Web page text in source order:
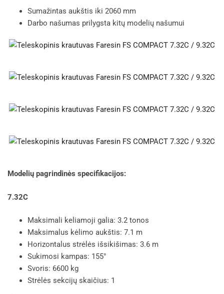
Sumažintas aukštis iki 2060 mm
Darbo našumas prilygsta kitų modelių našumui
Modelių pagrindinės specifikacijos:
7.32C
Maksimali keliamoji galia: 3.2 tonos
Maksimalus kėlimo aukštis: 7.1 m
Horizontalus strėlės išsikišimas: 3.6 m
Sukimosi kampas: 155°
Svoris: 6600 kg
Strėlės sekcijų skaičius: 1